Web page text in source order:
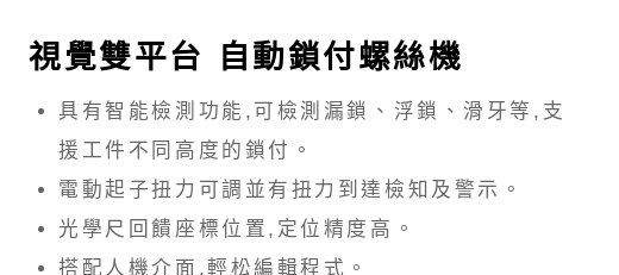
點光源型
機
Metcal 焊接維修系列
視覺雙平台 自動鎖付螺絲機
具有智能檢測功能,可檢測漏鎖、浮鎖、滑牙等,支
援工件不同高度的鎖付。
電動起子扭力可調並有扭力到達檢知及警示。
光學尺回饋座標位置,定位精度高。
搭配人機介面,輕松編輯程式。